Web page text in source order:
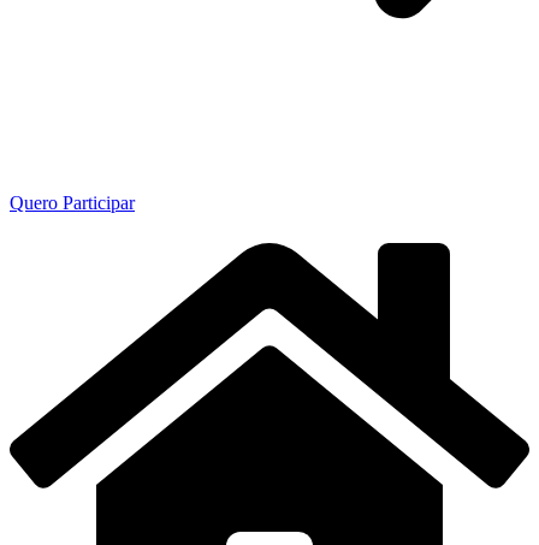
Quero Participar